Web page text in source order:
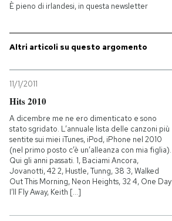
Scienza
Economia
PODCAST
NEWSLETTER
I MIEI PREFERITI
È pieno di irlandesi, in questa newsletter
Altri articoli su questo argomento
11/1/2011
Hits 2010
A dicembre me ne ero dimenticato e sono
stato sgridato. L’annuale lista delle canzoni più
sentite sui miei iTunes, iPod, iPhone nel 2010
(nel primo posto c’è un’alleanza con mia figlia).
Qui gli anni passati. 1, Baciami Ancora,
Jovanotti, 42 2, Hustle, Tunng, 38 3, Walked
Out This Morning, Neon Heights, 32 4, One Day
I’ll Fly Away, Keith [...]